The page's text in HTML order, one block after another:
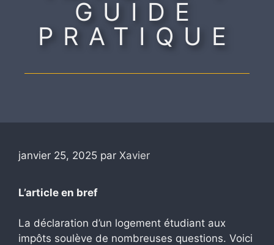
GUIDE
PRATIQUE
janvier 25, 2025 par Xavier
L’article en bref
La déclaration d’un logement étudiant aux
impôts soulève de nombreuses questions. Voici